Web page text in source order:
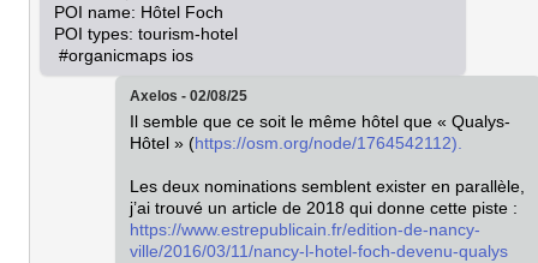
POI name: Hôtel Foch
POI types: tourism-hotel
#organicmaps ios
Axelos - 02/08/25
Il semble que ce soit le même hôtel que « Qualys-
Hôtel » (https://osm.org/node/1764542112).
Les deux nominations semblent exister en parallèle,
https://www.estrepublicain.fr/edition-de-nancy-
ville/2016/03/11/nancy-l-hotel-foch-devenu-qualys